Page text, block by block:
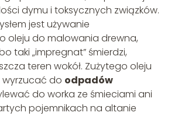
dymu i toksycznych związków.
jest używanie
oleju do malowania drewna,
taki „impregnat” śmierdzi,
teren wokół. Zużytego oleju
wyrzucać do odpadów
do worka ze śmieciami ani
pojemnikach na altanie